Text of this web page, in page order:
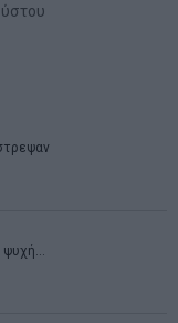
ψυχή…